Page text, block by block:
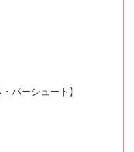
パーシュート】